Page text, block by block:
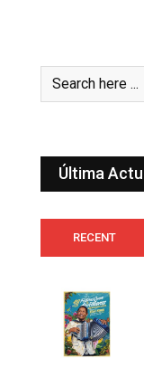
Última
RECENT